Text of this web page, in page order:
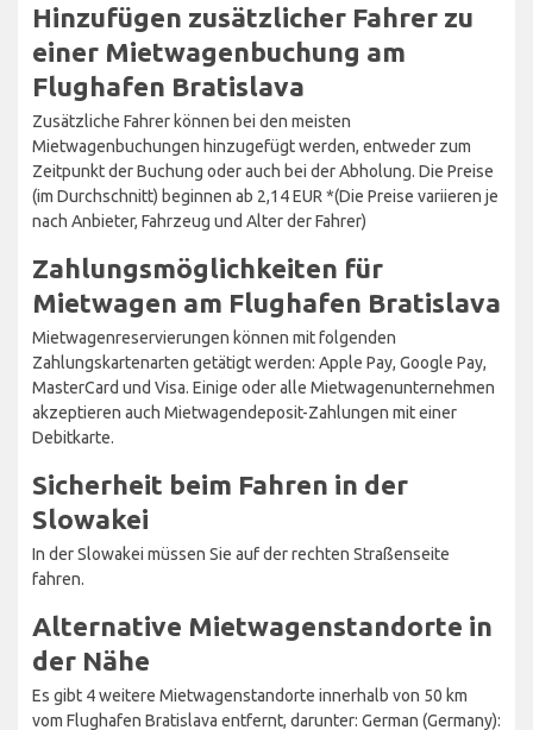
Hinzufügen zusätzlicher Fahrer zu
einer Mietwagenbuchung am
Flughafen Bratislava
Zusätzliche Fahrer können bei den meisten
Mietwagenbuchungen hinzugefügt werden, entweder zum
Zeitpunkt der Buchung oder auch bei der Abholung. Die Preise
(im Durchschnitt) beginnen ab 2,14 EUR *(Die Preise variieren je
nach Anbieter, Fahrzeug und Alter der Fahrer)
Zahlungsmöglichkeiten für
Mietwagen am Flughafen Bratislava
Mietwagenreservierungen können mit folgenden
Zahlungskartenarten getätigt werden: Apple Pay, Google Pay,
MasterCard und Visa. Einige oder alle Mietwagenunternehmen
akzeptieren auch Mietwagendeposit-Zahlungen mit einer
Debitkarte.
Sicherheit beim Fahren in der
Slowakei
In der Slowakei müssen Sie auf der rechten Straßenseite
fahren.
Alternative Mietwagenstandorte in
der Nähe
Es gibt 4 weitere Mietwagenstandorte innerhalb von 50 km
vom Flughafen Bratislava entfernt, darunter: German (Germany):